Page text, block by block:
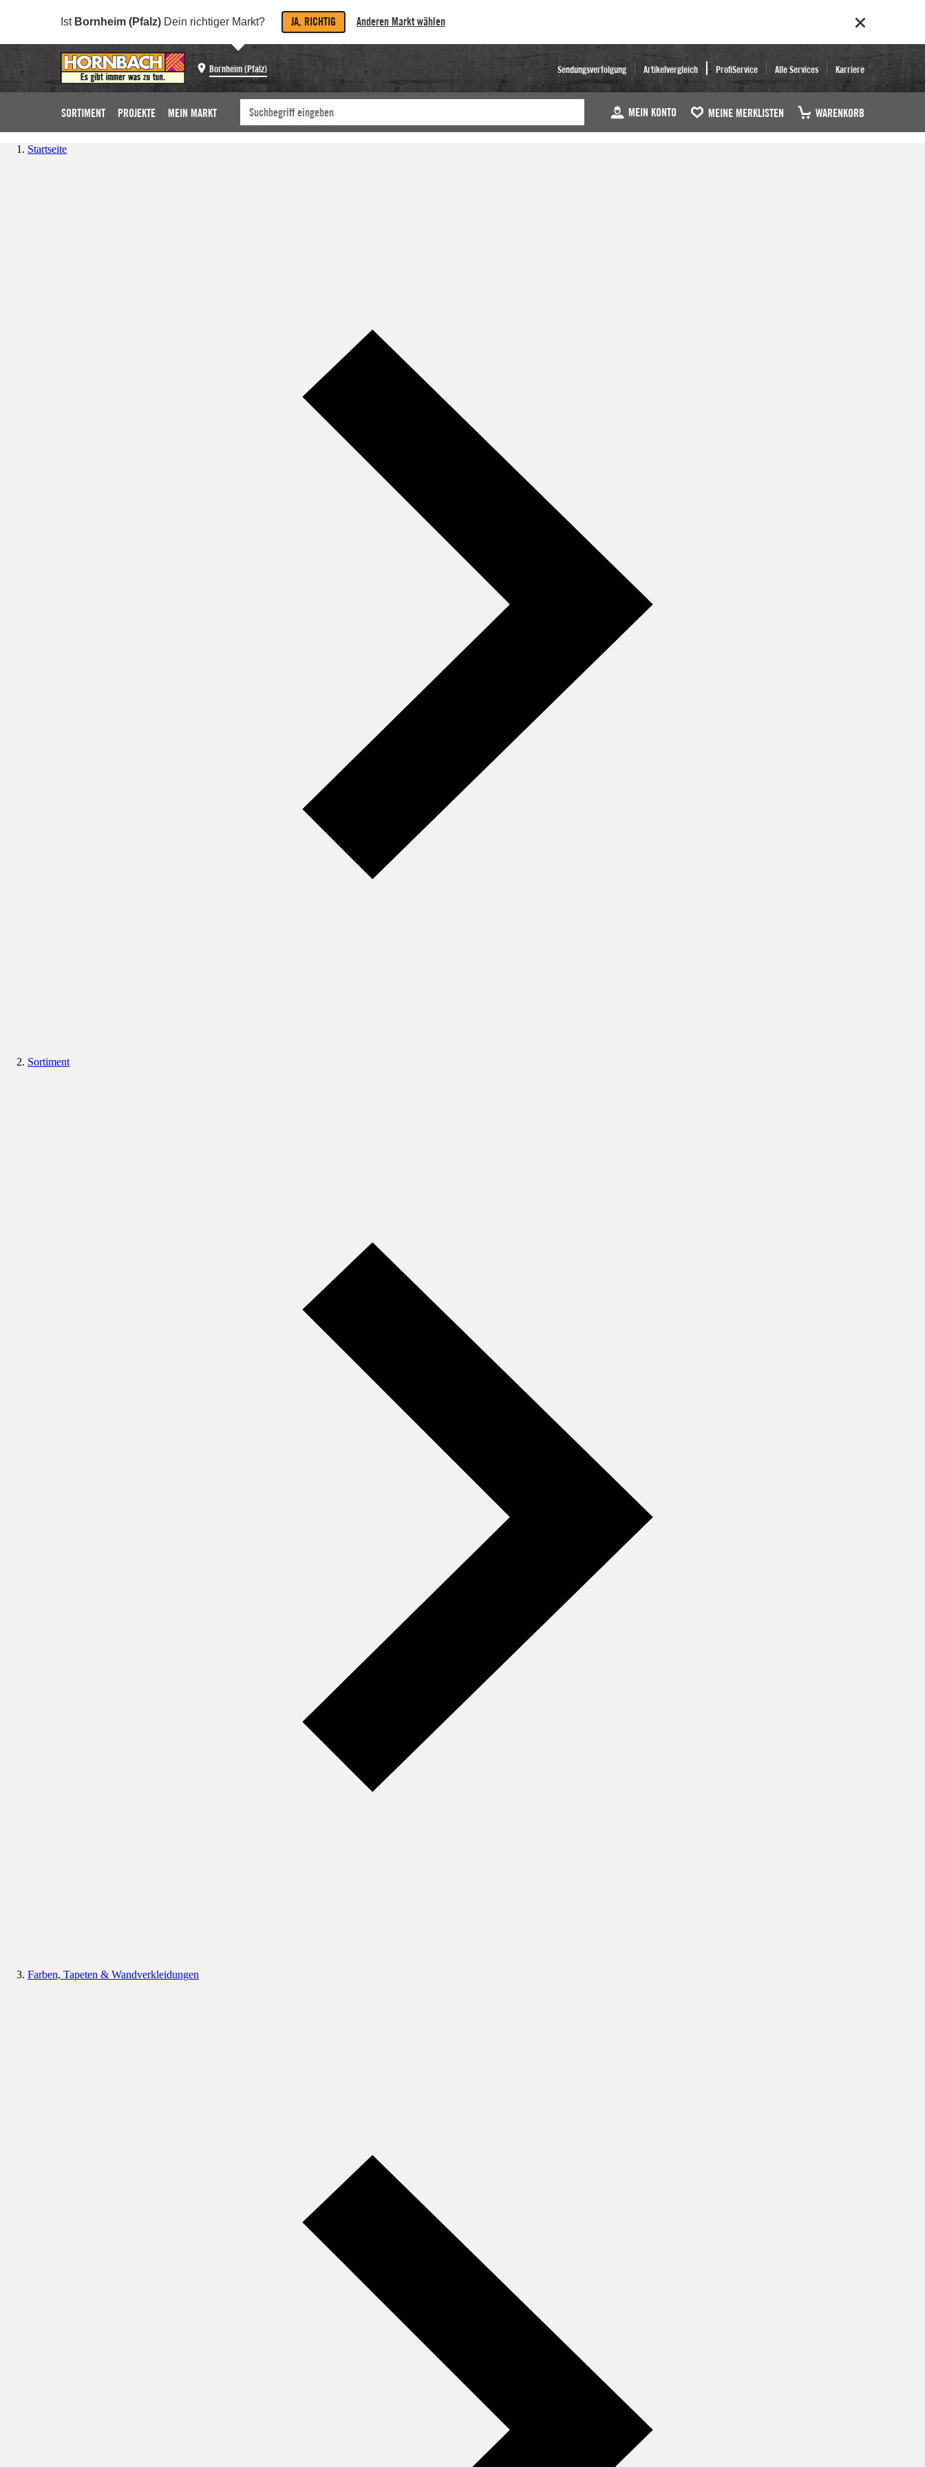
Ist Bornheim (Pfalz) Dein richtiger Markt? JA, RICHTIG Anderen Markt wählen
Bornheim (Pfalz) Sendungsverfolgung Artikelvergleich ProfiService Alle Services Karriere
SORTIMENT PROJEKTE MEIN MARKT MEIN KONTO MEINE MERKLISTEN WARENKORB
Startseite
Sortiment
Farben, Tapeten & Wandverkleidungen